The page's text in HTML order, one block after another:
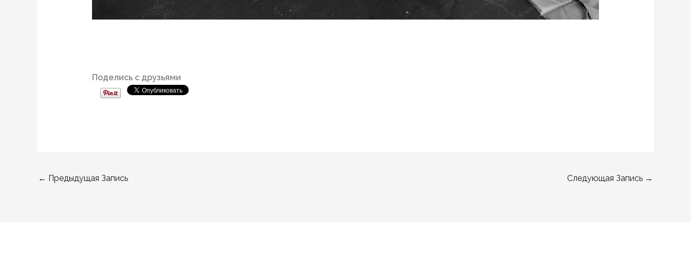
Поделись с друзьями
← Предыдущая Запись Следующая Запись →